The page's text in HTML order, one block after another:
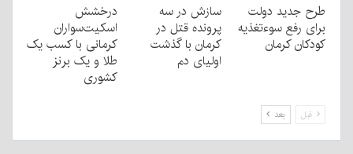
طرح جدید دولت
برای رفع سوءتغذیه
کودکان کرمان
سازش در سه
پرونده قتل در
کرمان با گذشت
اولیای دم
درخشش
اسکیت‌سواران
کرمانی با کسب یک
طلا و یک برنز
کشوری
قبل بعد